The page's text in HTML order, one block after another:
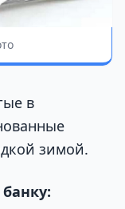
в
зимой.